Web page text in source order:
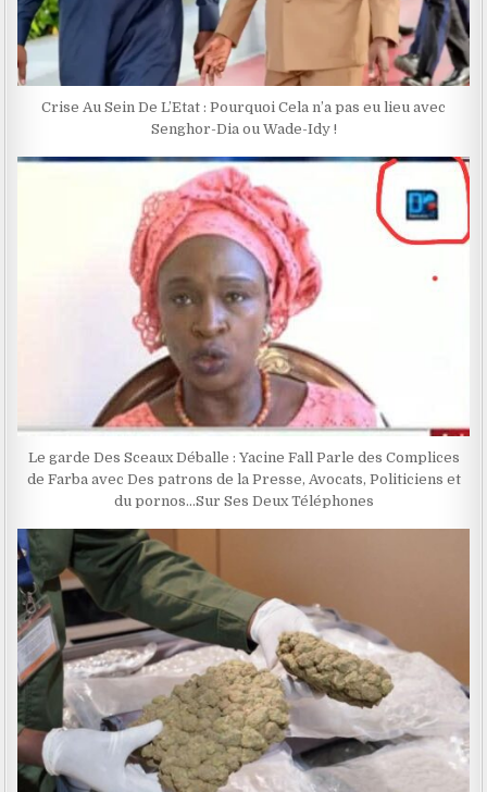
Crise Au Sein De L’Etat : Pourquoi Cela n’a pas eu lieu avec
Senghor-Dia ou Wade-Idy !
Le garde Des Sceaux Déballe : Yacine Fall Parle des Complices
de Farba avec Des patrons de la Presse, Avocats, Politiciens et
du pornos…Sur Ses Deux Téléphones